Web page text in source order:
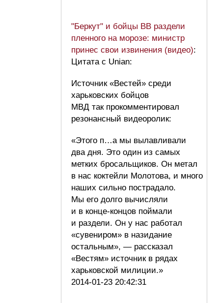
"Беркут" и бойцы ВВ раздели
пленного на морозе: министр
принес свои извинения (видео):
Цитата с Unian:
Источник «Вестей» среди
харьковских бойцов
МВД так прокомментировал
резонансный видеоролик:
«Этого п…а мы вылавливали
два дня. Это один из самых
метких бросальщиков. Он метал
в нас коктейли Молотова, и много
наших сильно пострадало.
Мы его долго вычисляли
и в конце-концов поймали
и раздели. Он у нас работал
«сувениром» в назидание
остальным», — рассказал
«Вестям» источник в рядах
харьковской милиции.»
2014-01-23 20:42:31